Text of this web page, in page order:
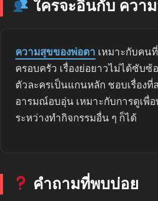
ใครจะอินกับ ควา
ความสุขของพ่อตา เหมาะกับคน
ครอบครัว เรื่องย่อยาวไม่ได้ซับ
ตัวละครเป็นแกนหลัก ชอบเรื่อง
อารมณ์อบอุ่น เหมาะกับการดูเพื่
ระหว่างทำกิจกรรมอื่น ๆ ก็ได้
คำถามที่พบบ่อย